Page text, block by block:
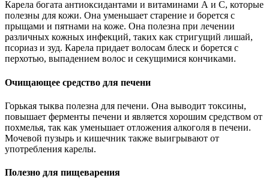
Карела богата антиоксидантами и витаминами А и С, которые
полезны для кожи. Она уменьшает старение и борется с
прыщами и пятнами на коже. Она полезна при лечении
различных кожных инфекций, таких как стригущий лишай,
псориаз и зуд. Карела придает волосам блеск и борется с
перхотью, выпадением волос и секущимися кончиками.
Очищающее средство для печени
Горькая тыква полезна для печени. Она выводит токсины,
повышает ферменты печени и является хорошим средством от
похмелья, так как уменьшает отложения алкоголя в печени.
Мочевой пузырь и кишечник также выигрывают от
употребления карелы.
Полезно для пищеварения